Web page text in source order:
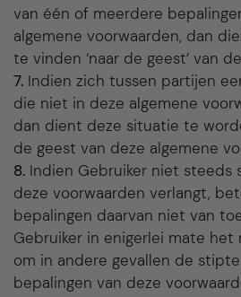
van één of meerdere
algemene voorwaarden, dan
te vinden ‘naar de geest’ van
7. Indien zich tussen partijen
die niet in deze algemene
dan dient deze situatie te
de geest van deze algemene
8. Indien Gebruiker niet steeds
deze voorwaarden verlangt,
bepalingen daarvan niet van
Gebruiker in enigerlei mate het
om in andere gevallen de
bepalingen van deze